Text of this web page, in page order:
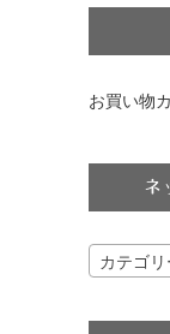
お買い物
ネ
カテゴ